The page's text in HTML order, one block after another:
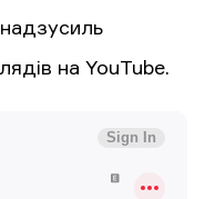
на YouTube.